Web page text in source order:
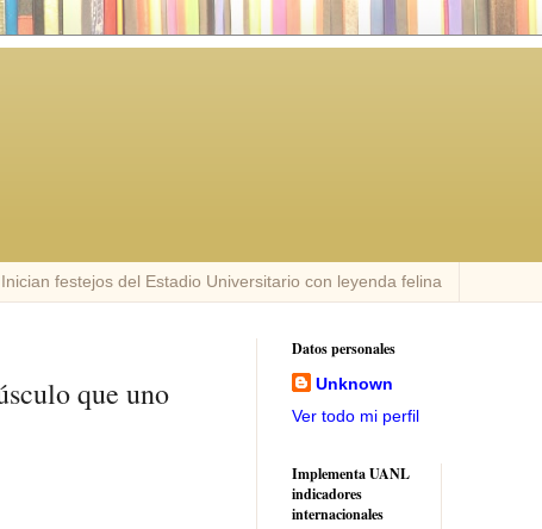
Inician festejos del Estadio Universitario con leyenda felina
que uno
Datos personales
Unknown
Ver todo mi perfil
Implementa UANL
indicadores
internacionales